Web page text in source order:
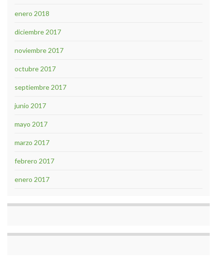
enero 2018
diciembre 2017
noviembre 2017
octubre 2017
septiembre 2017
junio 2017
mayo 2017
marzo 2017
febrero 2017
enero 2017